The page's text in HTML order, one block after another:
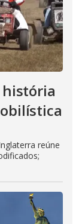
história
reúne